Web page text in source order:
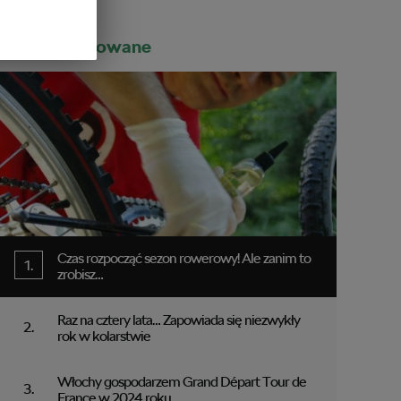
Rekomendowane
Czas rozpocząć sezon rowerowy! Ale zanim to
zrobisz…
Raz na cztery lata… Zapowiada się niezwykły
rok w kolarstwie
Włochy gospodarzem Grand Départ Tour de